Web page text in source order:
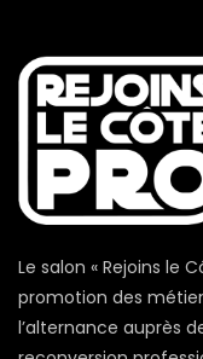
Le salon « Rejoins le
promotion des
l’alternance auprès